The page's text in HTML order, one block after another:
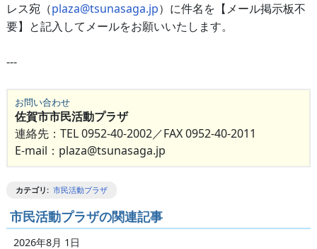
レス宛（plaza@tsunasaga.jp）に件名を【メール掲示板不
要】と記入してメールをお願いいたします。
---
お問い合わせ
佐賀市市民活動プラザ
連絡先：TEL 0952-40-2002／FAX 0952-40-2011
E-mail：plaza@tsunasaga.jp
カテゴリ: 市民活動プラザ
市民活動プラザの関連記事
2026年8月 1日